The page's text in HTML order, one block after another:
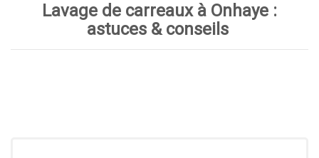
Lavage de carreaux à Onhaye :
astuces & conseils